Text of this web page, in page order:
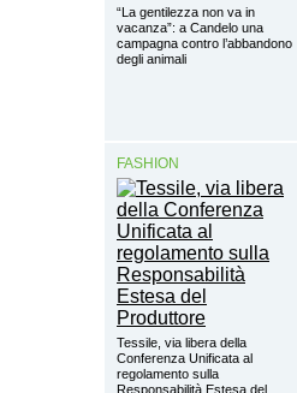
“La gentilezza non va in
vacanza”: a Candelo una
campagna contro l’abbandono
degli animali
FASHION
Tessile, via libera della
Conferenza Unificata al
regolamento sulla
Responsabilità Estesa del